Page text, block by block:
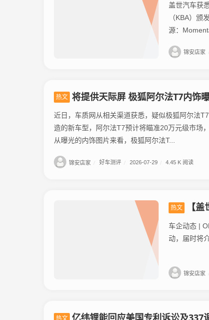
盖世汽车获
（KBA）颁
源：
锦安店家
热文 将提供天际屏 极狐阿尔法T7内饰
近日，车质网从相关渠道获悉，疑似极狐阿尔法
造的新车型，阿尔法T7预计将瞄准20万元级市场
从曝光的内饰图片来看，极狐阿尔法T...
锦安店家 好车测评 2026-07-29 4.45 K 阅读
热文 【
车企动态 |
动，届时将
锦安店家
亿纬锂能回应美国专利诉讼及337